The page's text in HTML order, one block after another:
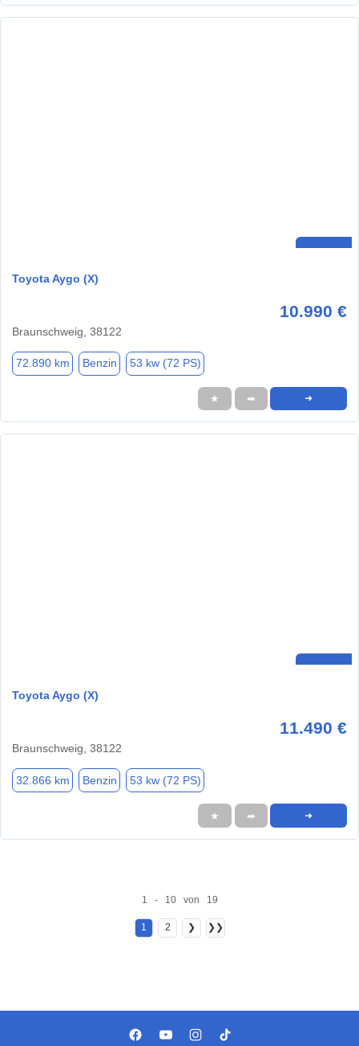
Toyota Aygo (X)
10.990 €
Braunschweig, 38122
72.890 km Benzin 53 kw (72 PS)
★ ➦ ➜
Toyota Aygo (X)
11.490 €
Braunschweig, 38122
32.866 km Benzin 53 kw (72 PS)
★ ➦ ➜
1 - 10 von 19
1 2 ❯ ❯❯